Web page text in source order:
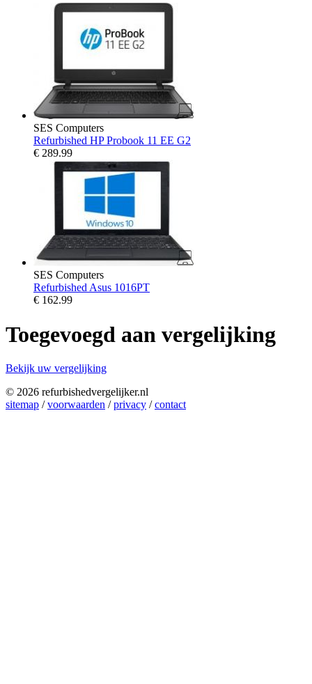
SES Computers
Refurbished HP Probook 11 EE G2
€ 289.99
SES Computers
Refurbished Asus 1016PT
€ 162.99
Toegevoegd aan vergelijking
Bekijk uw vergelijking
© 2026 refurbishedvergelijker.nl
sitemap /voorwaarden /privacy /contact